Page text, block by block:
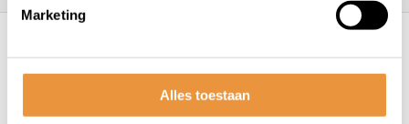
Marketing
Alles toestaan
Algemene voorwaarden Disclaimer
Privacy
Policy
Sitemap